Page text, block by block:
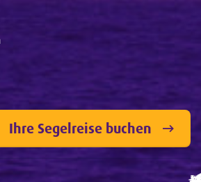
Ihre Segelreise buchen